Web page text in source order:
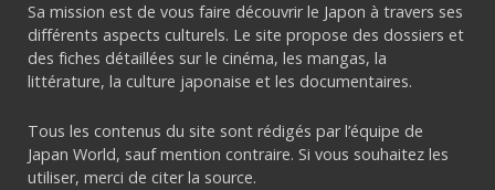
Sa mission est de vous faire découvrir le Japon à travers ses
différents aspects culturels. Le site propose des dossiers et
des fiches détaillées sur le cinéma, les mangas, la
littérature, la culture japonaise et les documentaires.
Tous les contenus du site sont rédigés par l’équipe de
Japan World, sauf mention contraire. Si vous souhaitez les
utiliser, merci de citer la source.